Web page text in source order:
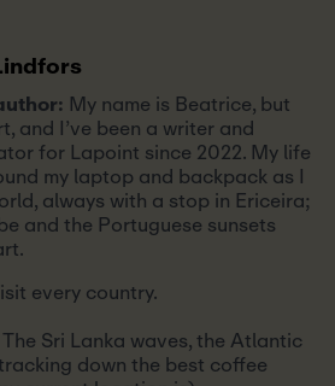
My name is Beatrice, but
and I’ve been a writer and
for Lapoint since 2022. My life
my laptop and backpack as I
always with a stop in Ericeira;
and the Portuguese sunsets
every country.
Sri Lanka waves, the Atlantic
down the best coffee